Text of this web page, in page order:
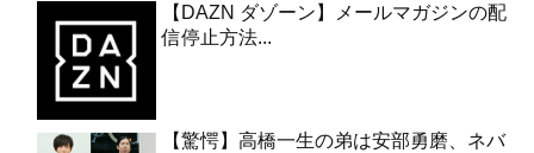
【DAZN ダゾーン】メールマガジンの配
信停止方法...
【驚愕】高橋一生の弟は安部勇磨、ネバ